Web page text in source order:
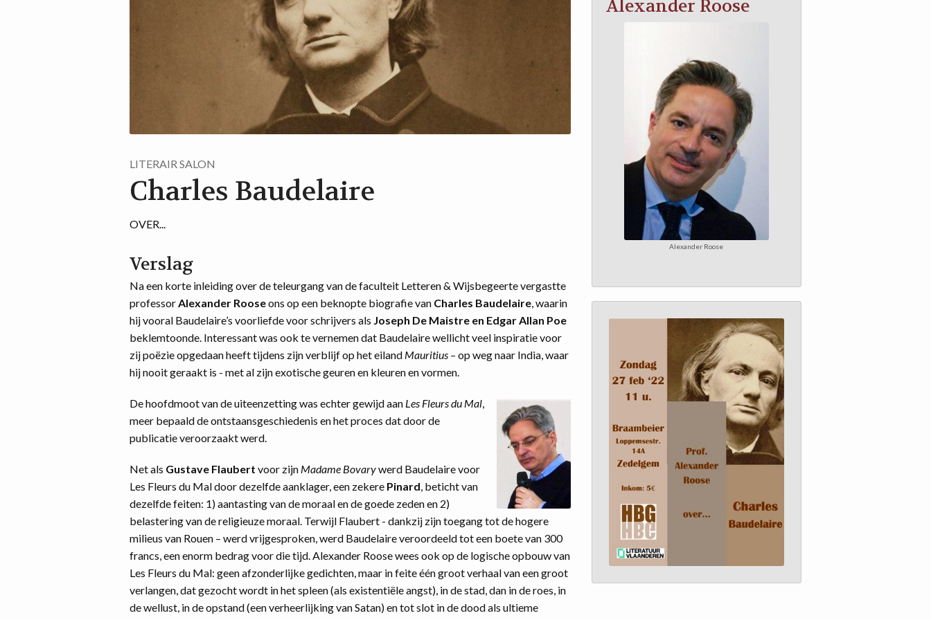
LITERAIR SALON
Charles Baudelaire
OVER...
Verslag
Na een korte inleiding over de teleurgang van de faculteit Letteren & Wijsbegeerte vergastte
professor Alexander Rooseons op een beknopte biografie van Charles Baudelaire , waarin
hij vooral Baudelaire’s voorliefde voor schrijvers als Joseph De Maistre en Edgar Allan Poe
beklemtoonde. Interessant was ook te vernemen dat Baudelaire wellicht veel inspiratie voor
zij poëzie opgedaan heeft tijdens zijn verblijf op het eiland Mauritius – op weg naar India, waar
hij nooit geraakt is - met al zijn exotische geuren en kleuren en vormen.
De hoofdmoot van de uiteenzetting was echter gewijd aan Les Fleurs du Mal
meer bepaald de ontstaansgeschiedenis en het proces dat door de
publicatie veroorzaakt werd.
Net als Gustave Flaubert voor zijn Madame Bovarywerd Baudelaire voor
Les Fleurs du Mal door dezelfde aanklager, een zekere Pinard , beticht van
dezelfde feiten: 1) aantasting van de moraal en de goede zeden en 2)
belastering van de religieuze moraal. Terwijl Flaubert - dankzij zijn toegang tot de hogere
milieus van Rouen – werd vrijgesproken, werd Baudelaire veroordeeld tot een boete van 300
francs, een enorm bedrag voor die tijd. Alexander Roose wees ook op de logische opbouw van
Les Fleurs du Mal: geen afzonderlijke gedichten, maar in feite één groot verhaal van een groot
verlangen, dat gezocht wordt in het spleen (als existentiële angst), in de stad, dan in de roes, in
de wellust, in de opstand (een verheerlijking van Satan) en tot slot in de dood als ultieme
Alexander Roose
Alexander Roose